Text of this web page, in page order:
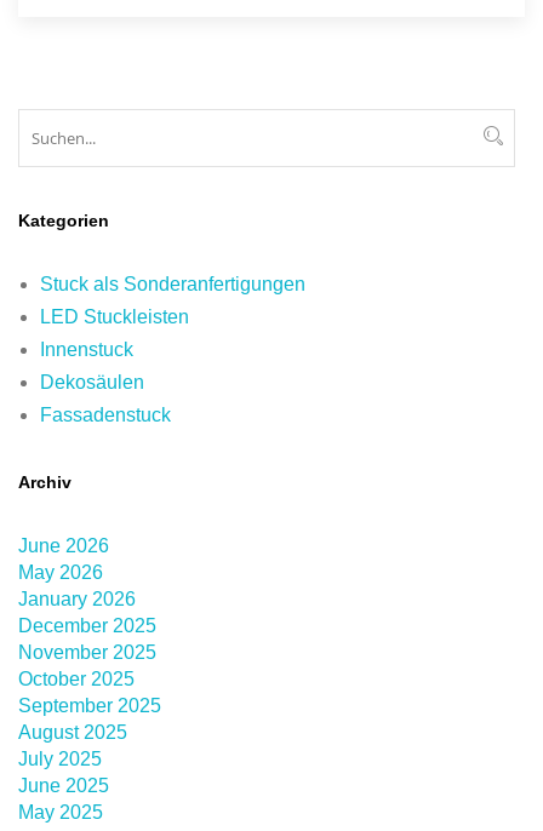
Kategorien
Stuck als Sonderanfertigungen
LED Stuckleisten
Innenstuck
Dekosäulen
Fassadenstuck
Archiv
June 2026
May 2026
January 2026
December 2025
November 2025
October 2025
September 2025
August 2025
July 2025
June 2025
May 2025